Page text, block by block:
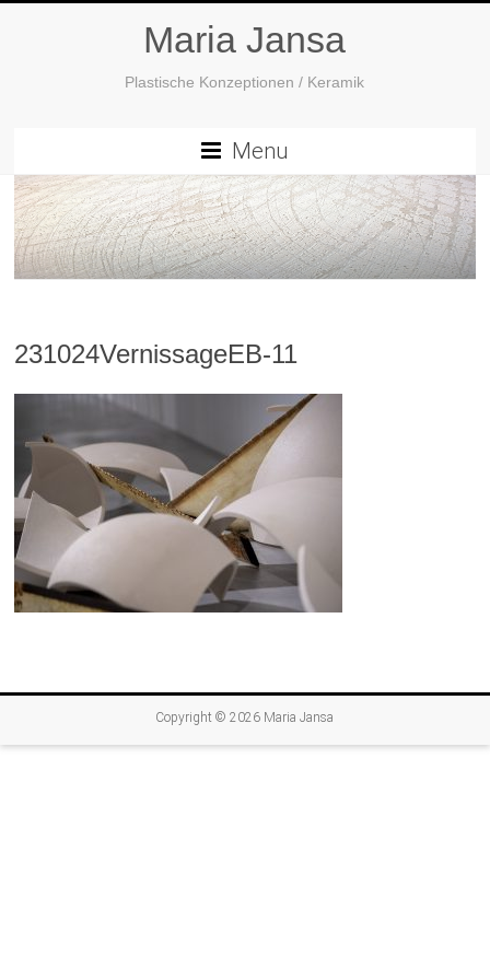
Maria Jansa
Plastische Konzeptionen / Keramik
Menu
231024VernissageEB-11
Copyright © 2026 Maria Jansa